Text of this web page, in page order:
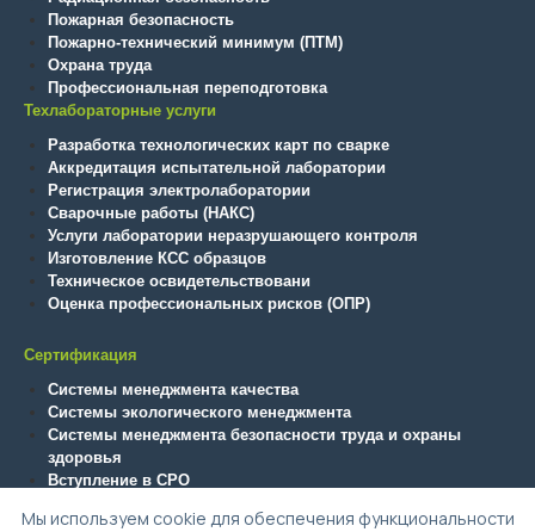
Пожарная безопасность
Пожарно-технический минимум (ПТМ)
Охрана труда
Профессиональная переподготовка
Техлабораторные услуги
Разработка технологических карт по сварке
Аккредитация испытательной лаборатории
Регистрация электролаборатории
Сварочные работы (НАКС)
Услуги лаборатории неразрушающего контроля
Изготовление КСС образцов
Техническое освидетельствовани
Оценка профессиональных рисков (ОПР)
Сертификация
Системы менеджмента качества
Системы экологического менеджмента
Системы менеджмента безопасности труда и охраны
здоровья
Вступление в СРО
Мы используем cookie для обеспечения функциональности